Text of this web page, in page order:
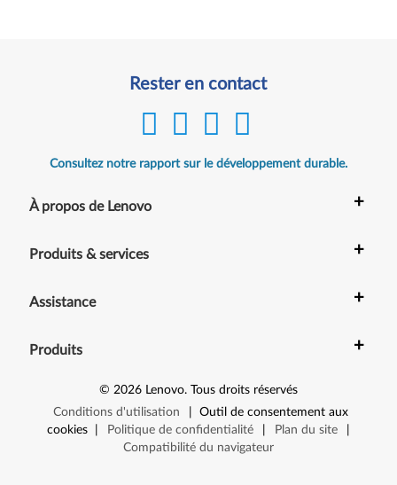
Rester en contact
Consultez notre rapport sur le développement durable.
À propos de Lenovo +
Produits & services +
Assistance +
Produits +
© 2026 Lenovo. Tous droits réservés
Conditions d'utilisation
Outil de consentement aux
cookies
Politique de confidentialité Plan du site
Compatibilité du navigateur